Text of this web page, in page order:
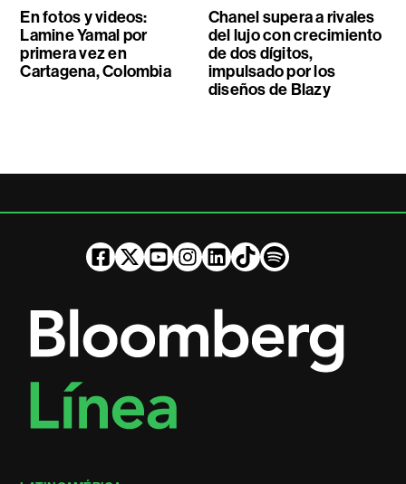
En fotos y videos:
Lamine Yamal por
primera vez en
Cartagena, Colombia
Chanel supera a rivales
del lujo con crecimiento
de dos dígitos,
impulsado por los
diseños de Blazy